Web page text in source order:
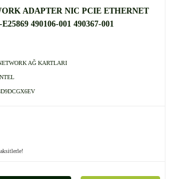
ADAPTER NIC PCIE ETHERNET
490106-001 490367-001
AĞ KARTLARI